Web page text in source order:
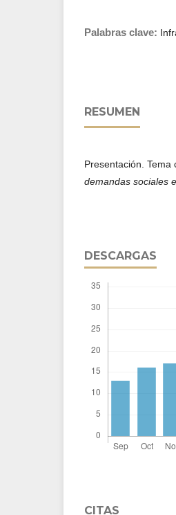
Palabras clave:
RESUMEN
Presentación.
demandas sociales
DESCARGAS
CITAS